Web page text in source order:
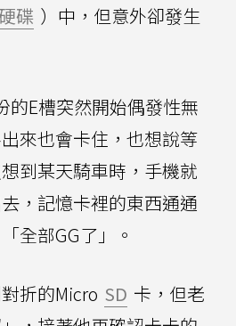
碟 ）中，但意外卻發生
的E槽突然開始偶發性無
來也會卡住，也想說等
到某天騎車時，手機就
，記憶卡裡的東西通通
全部GG了」。
折的Micro SD 卡，但老